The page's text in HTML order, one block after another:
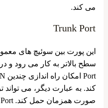
می ‌کند.
Trunk Port
این پورت بین سوئیچ‌ های